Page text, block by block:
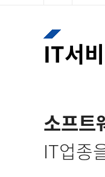
IT서
소프트
IT업종